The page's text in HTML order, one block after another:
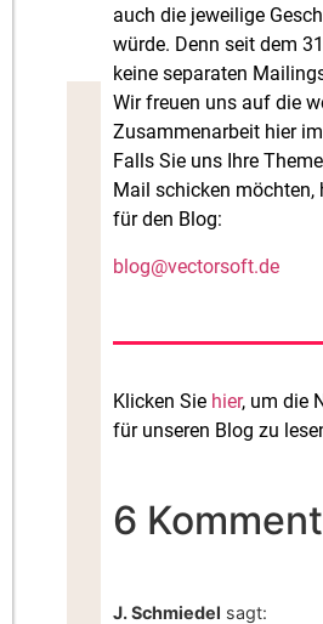
auch die jeweilige
würde. Denn seit dem
keine separaten
Wir freuen uns auf die
Zusammenarbeit hier
Falls Sie uns Ihre
Mail schicken möchten,
für den Blog:
blog@vectorsoft.de
Klicken Sie hier, um die
für unseren Blog zu
6
J. Schmiedel sagt: